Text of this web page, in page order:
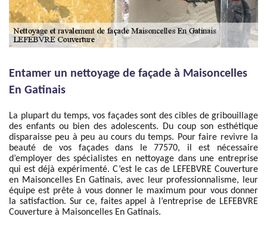
Entamer un nettoyage de façade à Maisoncelles
En Gatinais
La plupart du temps, vos façades sont des cibles de gribouillage
des enfants ou bien des adolescents. Du coup son esthétique
disparaisse peu à peu au cours du temps. Pour faire revivre la
beauté de vos façades dans le 77570, il est nécessaire
d’employer des spécialistes en nettoyage dans une entreprise
qui est déjà expérimenté. C’est le cas de LEFEBVRE Couverture
en Maisoncelles En Gatinais, avec leur professionnalisme, leur
équipe est prête à vous donner le maximum pour vous donner
la satisfaction. Sur ce, faites appel à l’entreprise de LEFEBVRE
Couverture à Maisoncelles En Gatinais.